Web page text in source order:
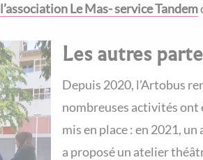
l’association Le Mas- service Tandem
Les autres
Depuis 2020, l’Artobus
nombreuses activités ont
mis en place : en 2021,
a proposé un atelier